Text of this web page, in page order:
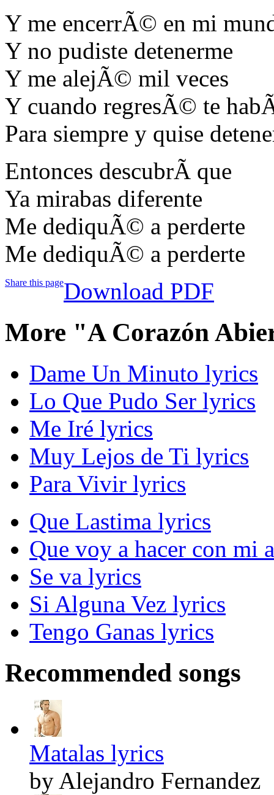
Y me encerrÃ© en mi
Y no pudiste detenerme
Y me alejÃ© mil veces
Y cuando regresÃ© te
Para siempre y quise
Entonces descubrÃ­ que
Ya mirabas diferente
Me dediquÃ© a perderte
Me dediquÃ© a perderte
Share this pageDownload PDF
More "A Corazón
Dame Un Minuto lyrics
Lo Que Pudo Ser lyrics
Me Iré lyrics
Muy Lejos de Ti lyrics
Para Vivir lyrics
Que Lastima lyrics
Que voy a hacer con mi
Se va lyrics
Si Alguna Vez lyrics
Tengo Ganas lyrics
Recommended songs
Matalas lyrics
by Alejandro Fernandez